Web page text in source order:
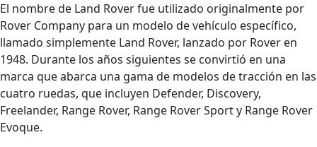
El nombre de Land Rover fue utilizado originalmente por
Rover Company para un modelo de vehículo específico,
llamado simplemente Land Rover, lanzado por Rover en
1948. Durante los años siguientes se convirtió en una
marca que abarca una gama de modelos de tracción en las
cuatro ruedas, que incluyen Defender, Discovery,
Freelander, Range Rover, Range Rover Sport y Range Rover
Evoque.